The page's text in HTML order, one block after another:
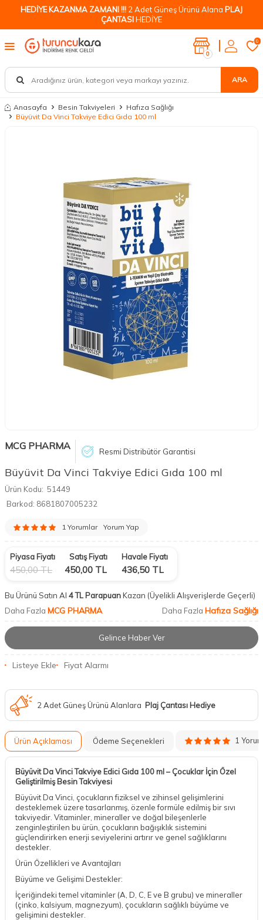
HEDİYE KAZANMA ZAMANI !!! 2 Adet Güneş Ürünü Alana PLAJ
ÇANTASIHEDİYE
ARA
0
0
Anasayfa Besin Takviyeleri
Hafıza Sağlığı
Büyüvit Da Vinci Takviye Edici Gıda 100 ml
MCG PHARMA Resmi Distribütör Garantisi
Büyüvit Da Vinci Takviye Edici Gıda 100 ml
Ürün Kodu: 51449
Barkod: 8681807005232
1 Yorumlar Yorum Yap
Piyasa Fiyatı
450,00TL
Satış Fiyatı
450,00 TL
Havale Fiyatı
436,50 TL
Bu Ürünü Satın Al 4 TL ParapuanKazan (Üyelikli Alışverişlerde Geçerli)
Daha Fazla MCG PHARMA Daha Fazla Hafıza Sağlığı
Gelince Haber Ver
Listeye Ekle Fiyat Alarmı
2 Adet Güneş Ürünü Alanlara Plaj Çantası Hediye
Ürün Açıklaması Ödeme Seçenekleri 1 Yorum
Büyüvit Da Vinci Takviye Edici Gıda 100 ml – Çocuklar İçin Özel
Geliştirilmiş Besin Takviyesi
Büyüvit Da Vinci, çocukların fiziksel ve zihinsel gelişimlerini
desteklemek üzere tasarlanmış, özenle formüle edilmiş bir sıvı
takviyedir. Vitaminler, mineraller ve doğal bileşenlerle
zenginleştirilen bu ürün, çocukların bağışıklık sistemini
güçlendirirken enerji seviyelerini artırır ve genel sağlıklarını
destekler.
Ürün Özellikleri ve Avantajları
Büyüme ve Gelişimi Destekler:
İçeriğindeki temel vitaminler (A, D, C, E ve B grubu) ve mineraller
(çinko, kalsiyum, magnezyum), çocukların sağlıklı büyüme ve
gelişimini destekler.